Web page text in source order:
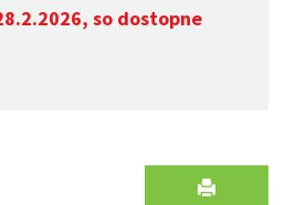
so dostopne